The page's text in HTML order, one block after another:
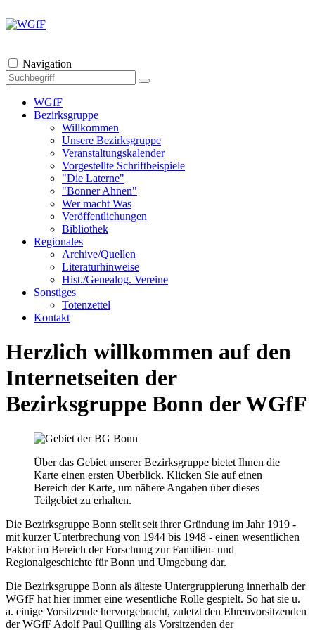
Navigation
WGfF
Bezirksgruppe
Willkommen
Unsere Bezirksgruppe
Veranstaltungskalender
Vorgestellte Schriftbeispiele
"Die Laterne"
"Bonner Ahnen"
Wer macht Was
Veröffentlichungen
Bibliothek
Regionales
Archive/Quellen
Literaturhinweise
Hist./Genealog. Vereine
Sonstiges
Totenzettel
Kontakt
Herzlich willkommen auf den
Internetseiten der
Bezirksgruppe Bonn der WGfF
Über das Gebiet unserer Bezirksgruppe bietet Ihnen die
Karte einen ersten Überblick. Klicken Sie auf einen
Bereich der Karte, um nähere Angaben über dieses
Teilgebiet zu erhalten.
Die Bezirksgruppe Bonn stellt seit ihrer Gründung im Jahr 1919 -
mit kurzer Unterbrechung von 1944 bis 1948 - einen wesentlichen
Faktor im Bereich der Forschung zur Familien- und
Regionalgeschichte für Bonn und Umgebung dar.
Die Bezirksgruppe Bonn als älteste Untergruppierung innerhalb der
WGfF hat hier immer eine wesentliche Rolle gespielt. So hat sie u.
a. einige Vorsitzende hervorgebracht, zuletzt den Ehrenvorsitzenden
der WGfF Adolf Paul Quilling als Vorsitzenden der